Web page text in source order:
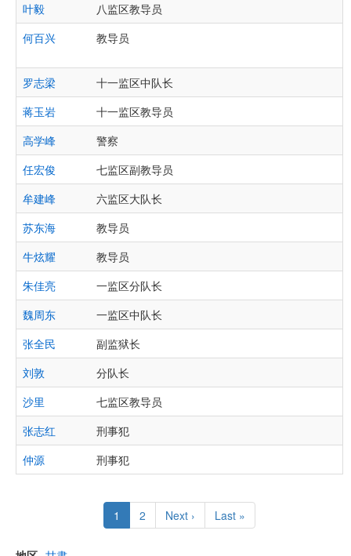
叶毅
八监区教导员
何百兴
教导员
罗志梁
十一监区中队长
蒋玉岩
十一监区教导员
高学峰
警察
任宏俊
七监区副教导员
牟建峰
六监区大队长
苏东海
教导员
牛炫耀
教导员
朱佳亮
一监区分队长
魏周东
一监区中队长
张全民
副监狱长
刘敦
分队长
沙里
七监区教导员
张志红
刑事犯
仲源
刑事犯
Current
page
1 Page
2
Next
page
Next ›
Last
page
Last »